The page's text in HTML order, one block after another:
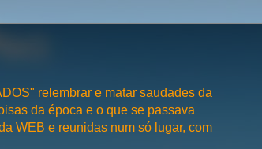
relembrar e matar saudades da
da época e o que se passava
WEB e reunidas num só lugar, com